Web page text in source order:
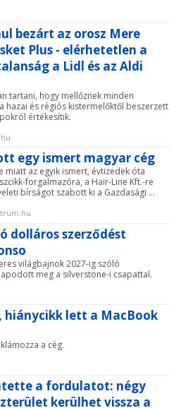
bezárt az orosz Mere
Plus - elérhetetlen a
a Lidl és az Aldi
tartani, hogy mellőznek minden
hazai és régiós kistermelőktől beszerzett
értékesítik.
egy ismert magyar cég
miatt az egyik ismert, évtizedek óta
forgalmazóra, a Hair-Line Kft.-re
bírságot szabott ki a Gazdasági ...
dolláros szerződést
világbajnok 2027-ig szóló
meg a silverstone-i csapattal.
hiánycikk lett a MacBook
a cég.
a fordulatot: négy
kerülhet vissza a